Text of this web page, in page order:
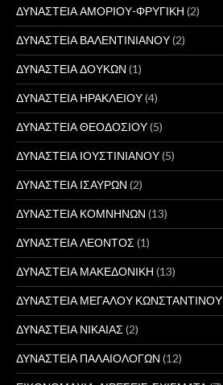
ΔΥΝΑΣΤΕΙΑ ΑΜΟΡΙΟΥ-ΦΡΥΓΙΚΗ (2)
ΔΥΝΑΣΤΕΙΑ ΒΑΛΕΝΤΙΝΙΑΝΟΥ(2)
ΔΥΝΑΣΤΕΙΑ ΔΟΥΚΩΝ (1)
ΔΥΝΑΣΤΕΙΑ ΗΡΑΚΛΕΙΟΥ(4)
ΔΥΝΑΣΤΕΙΑ ΘΕΟΔΟΣΙΟΥ(5)
ΔΥΝΑΣΤΕΙΑ ΙΟΥΣΤΙΝΙΑΝΟΥ(5)
ΔΥΝΑΣΤΕΙΑ ΙΣΑΥΡΩΝ (2)
ΔΥΝΑΣΤΕΙΑ ΚΟΜΝΗΝΩΝ (13)
ΔΥΝΑΣΤΕΙΑ ΛΕΟΝΤΟΣ (1)
ΔΥΝΑΣΤΕΙΑ ΜΑΚΕΔΟΝΙΚΗ (13)
ΔΥΝΑΣΤΕΙΑ ΜΕΓΑΛΟΥ ΚΩΝΣΤΑΝΤΙΝΟΥ
ΔΥΝΑΣΤΕΙΑ ΝΙΚΑΙΑΣ (2)
ΔΥΝΑΣΤΕΙΑ ΠΑΛΑΙΟΛΟΓΩΝ (12)